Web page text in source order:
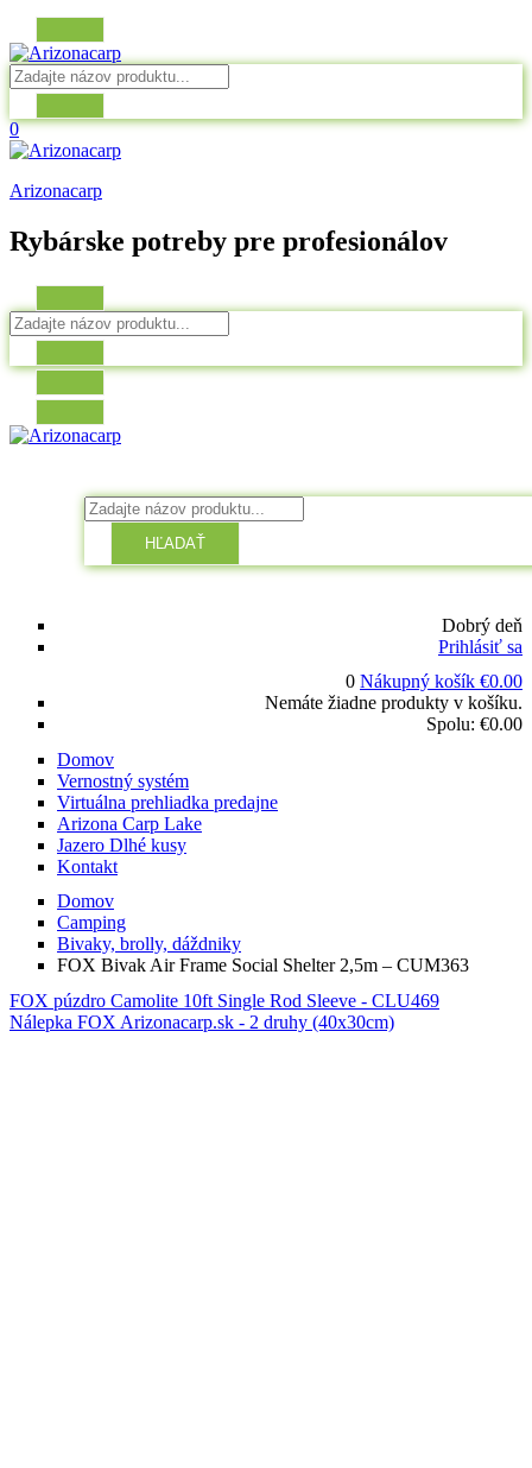
0
Arizonacarp
Rybárske potreby pre profesionálov
HĽADAŤ
Dobrý deň
Prihlásiť sa
0 Nákupný košík €0.00
Nemáte žiadne produkty v košíku.
Spolu: €0.00
Domov
Vernostný systém
Virtuálna prehliadka predajne
Arizona Carp Lake
Jazero Dlhé kusy
Kontakt
Domov
Camping
Bivaky, brolly, dáždniky
FOX Bivak Air Frame Social Shelter 2,5m – CUM363
FOX púzdro Camolite 10ft Single Rod Sleeve - CLU469
Nálepka FOX Arizonacarp.sk - 2 druhy (40x30cm)